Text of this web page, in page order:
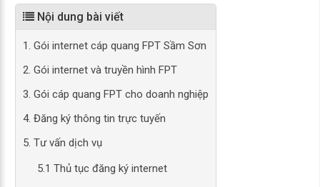
Nội dung bài viết
1. Gói internet cáp quang FPT Sầm Sơn
2. Gói internet và truyền hình FPT
3. Gói cáp quang FPT cho doanh nghiệp
4. Đăng ký thông tin trực tuyến
5. Tư vấn dịch vụ
5.1 Thủ tục đăng ký internet